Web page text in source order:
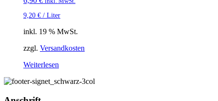
9,20 € / Liter
inkl. 19 % MwSt.
zzgl. Versandkosten
Weiterlesen